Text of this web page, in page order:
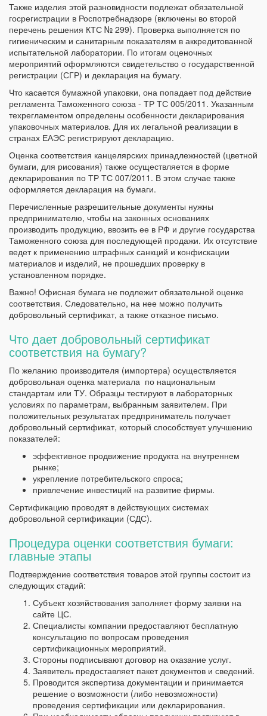
Также изделия этой разновидности подлежат обязательной
госрегистрации в Роспотребнадзоре (включены во второй
перечень решения КТС № 299). Проверка выполняется по
гигиеническим и санитарным показателям в аккредитованной
испытательной лаборатории. По итогам оценочных
мероприятий оформляются свидетельство о государственной
регистрации (СГР) и декларация на бумагу.
Что касается бумажной упаковки, она попадает под действие
регламента Таможенного союза - ТР ТС 005/2011. Указанным
техрегламентом определены особенности декларирования
упаковочных материалов. Для их легальной реализации в
странах ЕАЭС регистрируют декларацию.
Оценка соответствия канцелярских принадлежностей (цветной
бумаги, для рисования) также осуществляется в форме
декларирования по ТР ТС 007/2011. В этом случае также
оформляется декларация на бумаги.
Перечисленные разрешительные документы нужны
предпринимателю, чтобы на законных основаниях
производить продукцию, ввозить ее в РФ и другие государства
Таможенного союза для последующей продажи. Их отсутствие
ведет к применению штрафных санкций и конфискации
материалов и изделий, не прошедших проверку в
установленном порядке.
Важно! Офисная бумага не подлежит обязательной оценке
соответствия. Следовательно, на нее можно получить
добровольный сертификат, а также отказное письмо.
Что дает добровольный сертификат
соответствия на бумагу?
По желанию производителя (импортера) осуществляется
добровольная оценка материала по национальным
стандартам или ТУ. Образцы тестируют в лабораторных
условиях по параметрам, выбранным заявителем. При
положительных результатах предприниматель получает
добровольный сертификат, который способствует улучшению
показателей:
эффективное продвижение продукта на внутреннем
рынке;
укрепление потребительского спроса;
привлечение инвестиций на развитие фирмы.
Сертификацию проводят в действующих системах
добровольной сертификации (СДС).
Процедура оценки соответствия бумаги:
главные этапы
Подтверждение соответствия товаров этой группы состоит из
следующих стадий:
Субъект хозяйствования заполняет форму заявки на
сайте ЦС.
Специалисты компании предоставляют бесплатную
консультацию по вопросам проведения
сертификационных мероприятий.
Стороны подписывают договор на оказание услуг.
Заявитель предоставляет пакет документов и сведений.
Проводится экспертиза документации и принимается
решение о возможности (либо невозможности)
проведения сертификации или декларирования.